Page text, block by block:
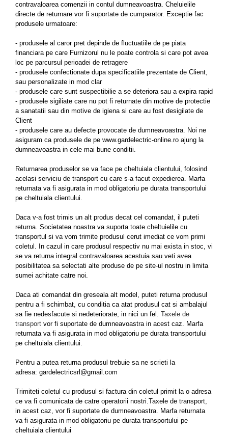
Izolatori pentru poartǎ
Izolatori Speciali
Izolatori pentru sistem T-POST
Pachete Gard electric
Gard electric pentru Animale
sălbatice
Gard Electric pentru Bovine, Oi,
Mistreti
Gard electric pentru Cai, Câini,
Capre, Vaci, Porci
Gard Electric pentru Vaci și Oi
Baterie
Accesorii gard Electric
Alimentator Gard Electric
Cabluri Auxiliare
Conectori Gard Electric
Derulator Fir Gard electric
Diferite accesorii Gard Electric
Plasă Gard Electric
Poartă Gard Electric
Stâlpi Gard Electric
Stâlpi din plastic
Stâlpi din Lemn
Stâlpi pentru sisteme T-Post
Testere pentru Gard Electric
Împământare Gard Electric
Întinzător Gard Electric
contravaloarea comenzii in contul dumneavoastra. Cheluielile
directe de returnare vor fi suportate de cumparator. Exceptie fac
produsele urmatoare:
- produsele al caror pret depinde de fluctuatiile de pe piata
financiara pe care Furnizorul nu le poate controla si care pot avea
loc pe parcursul perioadei de retragere
- produsele confectionate dupa specificatiile prezentate de Client,
sau personalizate in mod clar
- produsele care sunt suspectibilie a se deteriora sau a expira rapid
- produsele sigiliate care nu pot fi returnate din motive de protectie
a sanatatii sau din motive de igiena si care au fost desigilate de
Client
- produsele care au defecte provocate de dumneavoastra. Noi ne
asiguram ca produsele de pe www.gardelectric-online.ro ajung la
dumneavoastra in cele mai bune conditii.
Returnarea produselor se va face pe cheltuiala clientului, folosind
acelasi serviciu de transport cu care s-a facut expedierea. Marfa
returnata va fi asigurata in mod obligatoriu pe durata transportului
pe cheltuiala clientului.
Daca v-a fost trimis un alt produs decat cel comandat, il puteti
returna. Societatea noastra va suporta toate cheltuielile cu
transportul si va vom trimite produsul cerut imediat ce vom primi
coletul. In cazul in care produsul respectiv nu mai exista in stoc, vi
se va returna integral contravaloarea acestuia sau veti avea
posibilitatea sa selectati alte produse de pe site-ul nostru in limita
sumei achitate catre noi.
Daca ati comandat din greseala alt model, puteti returna produsul
pentru a fi schimbat, cu conditia ca atat produsul cat si ambalajul
sa fie nedesfacute si nedeteriorate, in nici un fel. Taxele de
transport vor fi suportate de dumneavoastra in acest caz. Marfa
returnata va fi asigurata in mod obligatoriu pe durata transportului
pe cheltuiala clientului.
Pentru a putea returna produsul trebuie sa ne scrieti la
adresa: gardelectricsrl@gmail.com
Trimiteti coletul cu produsul si factura din coletul primit la o adresa
ce va fi comunicata de catre operatorii nostri.Taxele de transport,
in acest caz, vor fi suportate de dumneavoastra. Marfa returnata
va fi asigurata in mod obligatoriu pe durata transportului pe
cheltuiala clientului